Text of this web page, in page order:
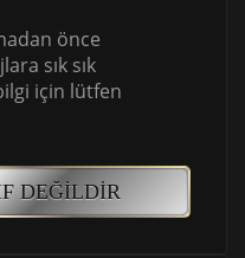
önce
sık sık
için lütfen
DEĞILDIR